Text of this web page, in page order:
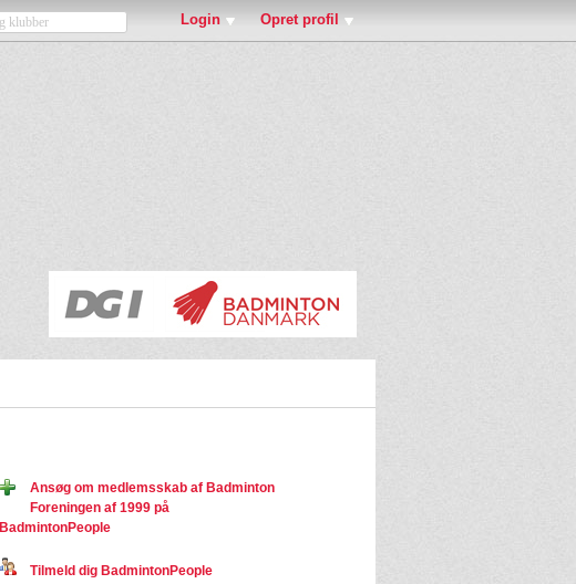
Login Opret profil
Ansøg om medlemsskab af Badminton
Foreningen af 1999 på
BadmintonPeople
Tilmeld dig BadmintonPeople